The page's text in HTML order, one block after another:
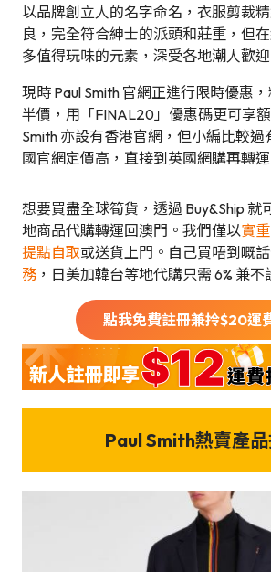
以品牌創立人的名字命名，衣服剪裁
良，完全符合紳士的派頭和莊重，但
多值得玩味的元素，深受各地潮人歡迎
現時 Paul Smith 官網正進行限時優惠
半價，用「FINAL20」優惠碼更可享
Smith 亦設有香港官網，但小編比較
國官網定價高，直接到英國網購再轉
想要買盡全球筍貨，透過 Buy&Ship 就
地商品代購轉運回澳門。我們僅以實
提點自取或送貨上門。自己買唔到嘅
務 ，日美加韓台等地代購只需 6% 兼不
點我免費註冊兼拎$20運
Paul Smith熱賣產